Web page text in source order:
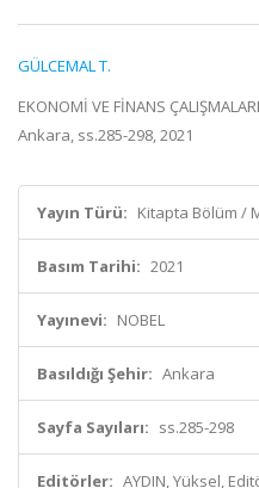
GÜLCEMAL T.
EKONOMİ VE FİNANS
Ankara, ss.285-298, 2021
Yayın Türü: Kitapta Bölüm /
Basım Tarihi: 2021
Yayınevi: NOBEL
Basıldığı Şehir: Ankara
Sayfa Sayıları: ss.285-298
Editörler: AYDIN, Yüksel,